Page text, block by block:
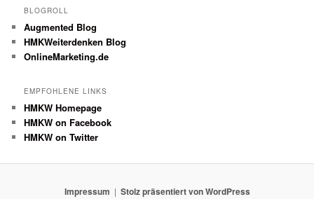
BLOGROLL
Augmented Blog
HMKWeiterdenken Blog
OnlineMarketing.de
EMPFOHLENE LINKS
HMKW Homepage
HMKW on Facebook
HMKW on Twitter
Impressum Stolz präsentiert von WordPress